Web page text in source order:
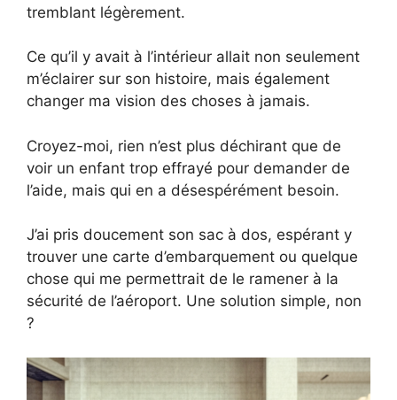
tremblant légèrement.
Ce qu’il y avait à l’intérieur allait non seulement
m’éclairer sur son histoire, mais également
changer ma vision des choses à jamais.
Croyez-moi, rien n’est plus déchirant que de
voir un enfant trop effrayé pour demander de
l’aide, mais qui en a désespérément besoin.
J’ai pris doucement son sac à dos, espérant y
trouver une carte d’embarquement ou quelque
chose qui me permettrait de le ramener à la
sécurité de l’aéroport. Une solution simple, non
?